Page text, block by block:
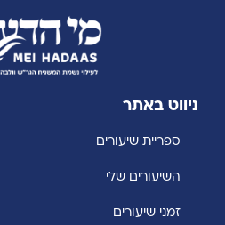
ניווט באתר
ספריית שיעורים
השיעורים שלי
זמני שיעורים